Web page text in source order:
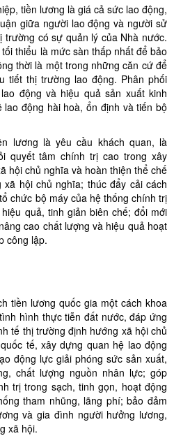
tiền lương là giá cả sức lao động,
giữa người lao động và người sử
trường có sự quản lý của Nhà nước.
thiểu là mức sàn thấp nhất để bảo
thời là một trong những căn cứ để
tiết thị trường lao động. Phân phối
động và hiệu quả sản xuất kinh
động hài hoà, ổn định và tiến bộ
lương là yêu cầu khách quan, là
quyết tâm chính trị cao trong xây
hội chủ nghĩa và hoàn thiện thể chế
hội chủ nghĩa; thúc đẩy cải cách
chức bộ máy của hệ thống chính trị
quả, tinh giản biên chế; đổi mới
cao chất lượng và hiệu quả hoạt
công lập.
tiền lương quốc gia một cách khoa
hình thực tiễn đất nước, đáp ứng
tế thị trường định hướng xã hội chủ
tế, xây dựng quan hệ lao động
động lực giải phóng sức sản xuất,
chất lượng nguồn nhân lực; góp
trị trong sạch, tinh gọn, hoạt động
tham nhũng, lãng phí; bảo đảm
và gia đình người hưởng lương,
xã hội.